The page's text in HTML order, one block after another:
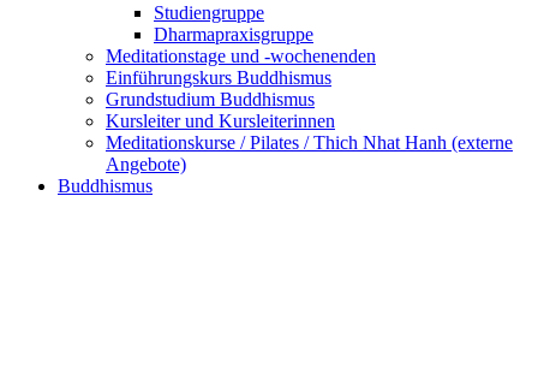
Studiengruppe
Dharmapraxisgruppe
Meditationstage und -wochenenden
Einführungskurs Buddhismus
Grundstudium Buddhismus
Kursleiter und Kursleiterinnen
Meditationskurse / Pilates / Thich Nhat Hanh (externe
Angebote)
Buddhismus